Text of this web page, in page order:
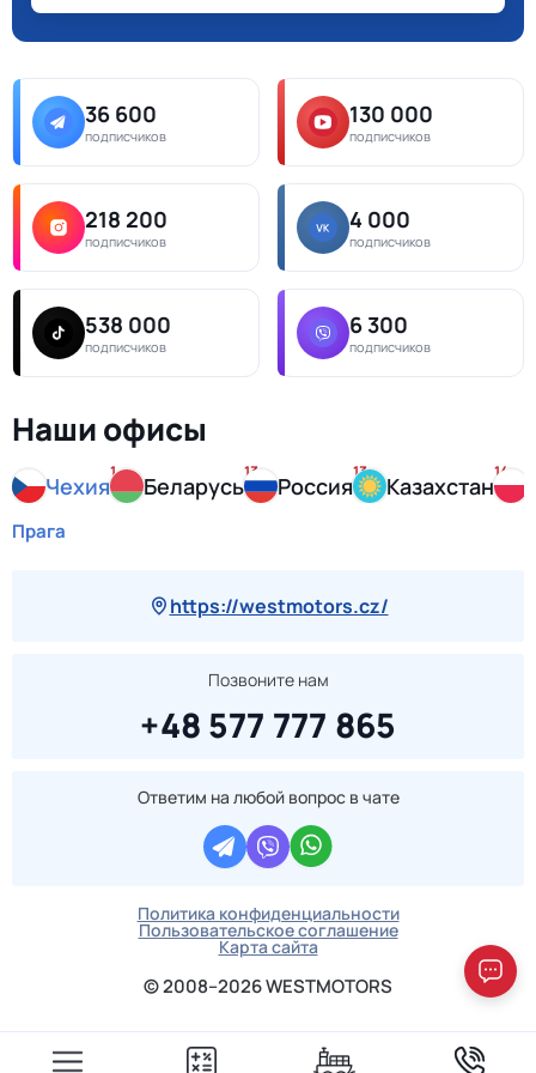
36 600
подписчиков
130 000
подписчиков
218 200
подписчиков
4 000
подписчиков
538 000
подписчиков
6 300
подписчиков
Наши офисы
Чехия
1
Беларусь
13
Россия
13
Казахстан
14
Прага
https://westmotors.cz/
Позвоните нам
+48 577 777 865
Ответим на любой вопрос в чате
Политика конфиденциальности
Пользовательское соглашение
Карта сайта
© 2008–2026 WESTMOTORS